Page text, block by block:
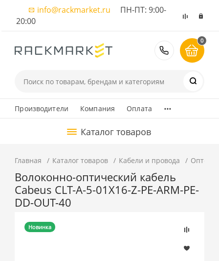
info@rackmarket.ru ПН-ПТ: 9:00-
20:00
8 (495)
0
Производители Компания Оплата ...
Каталог товаров
Главная Каталог товаров Кабели и провода
Волоконно-оптический кабель
Cabeus CLT-A-5-01X16-Z-PE-ARM-PE-
DD-OUT-40
Новинка